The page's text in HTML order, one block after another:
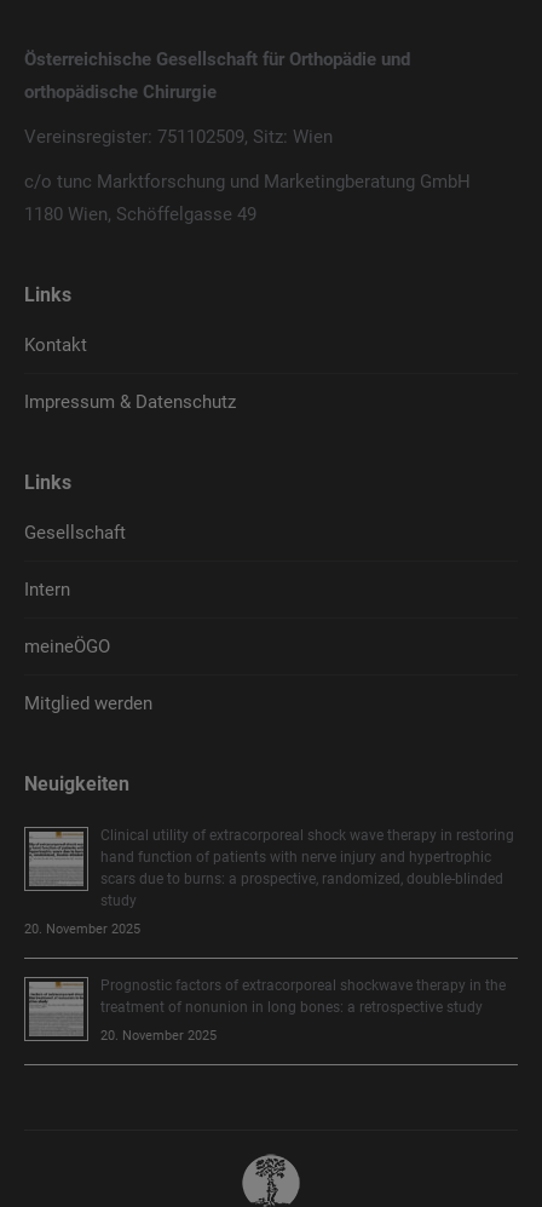
Österreichische Gesellschaft für Orthopädie und
orthopädische Chirurgie
Vereinsregister: 751102509, Sitz: Wien
c/o tunc Marktforschung und Marketingberatung GmbH
1180 Wien, Schöffelgasse 49
Links
Kontakt
Impressum & Datenschutz
Links
Gesellschaft
Intern
meineÖGO
Mitglied werden
Neuigkeiten
Clinical utility of extracorporeal shock wave therapy in restoring
hand function of patients with nerve injury and hypertrophic
scars due to burns: a prospective, randomized, double-blinded
study
20. November 2025
Prognostic factors of extracorporeal shockwave therapy in the
treatment of nonunion in long bones: a retrospective study
20. November 2025